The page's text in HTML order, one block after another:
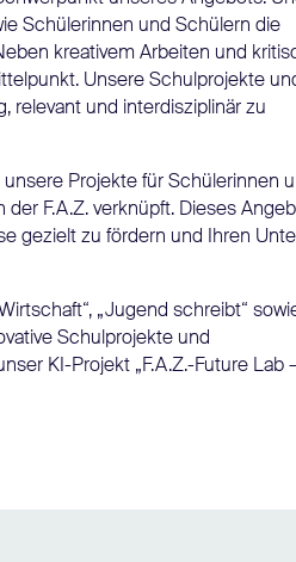
Schülerinnen und Schülern die
kreativem Arbeiten und
Unsere Schulprojekte
relevant und interdisziplinär zu
Projekte für Schülerinnen
F.A.Z. verknüpft. Dieses
gezielt zu fördern und Ihren
„Jugend schreibt“
Schulprojekte und
KI-Projekt „F.A.Z.-Future Lab –